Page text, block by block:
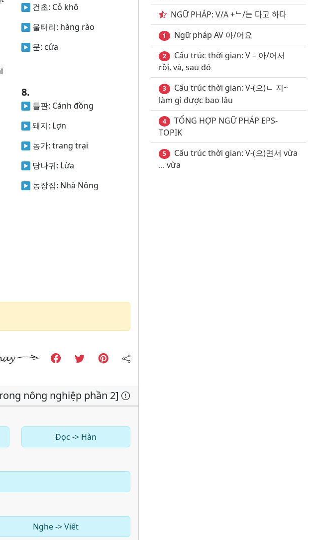
건초: Cỏ khô
울터리: hàng rào
문: cửa
8.
들판: Cánh đồng
돼지: Lợn
농가: trang trại
당나귀: Lừa
농장집: Nhà Nông
nông nghiệp phần 2]
Đọc -> Hàn
Nghe -> Viết
NGỮ PHÁP: V/A +ᄂ/는 다고 하다
1 Ngữ pháp AV 아/어요
2
Cấu trúc thời gian: V – 아/어서
rồi, và, sau đó
3
Cấu trúc thời gian: V-(으)ㄴ 지~
làm gì được bao lâu
4
TỔNG HỢP NGỮ PHÁP EPS-
TOPIK
5
Cấu trúc thời gian: V-(으)면서 vừa
... vừa